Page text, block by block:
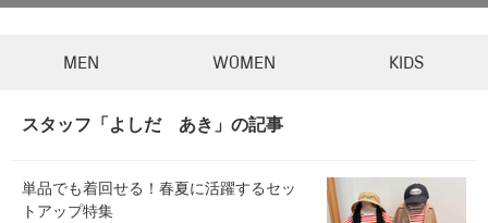
MEN WOMEN KIDS
スタッフ「よしだ あき」の記事
単品でも着回せる！春夏に活躍するセッ
トアップ特集